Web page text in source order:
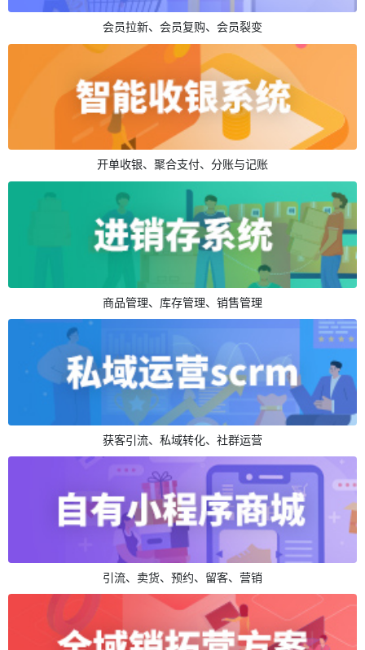
会员拉新、会员复购、会员裂变
开单收银、聚合支付、分账与记账
商品管理、库存管理、销售管理
获客引流、私域转化、社群运营
引流、卖货、预约、留客、营销